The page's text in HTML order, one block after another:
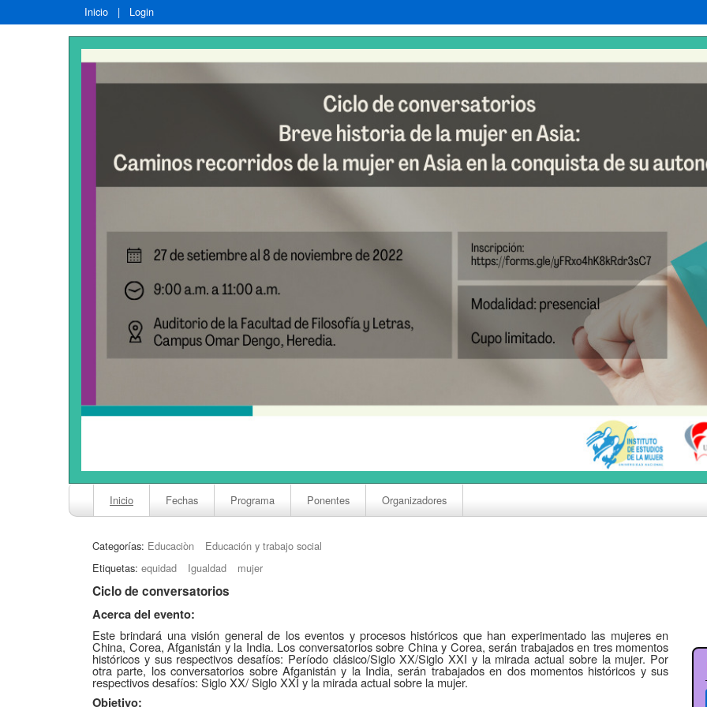
Inicio | Login
Inicio Fechas Programa Ponentes Organizadores
Categorías: Educaciòn
Educación y trabajo social
Etiquetas: equidad Igualdad mujer
Ciclo de conversatorios
Acerca del evento:
Este brindará una visión general de los eventos y procesos históricos que han experimentado las mujeres en
China, Corea, Afganistán y la India. Los conversatorios sobre China y Corea, serán trabajados en tres momentos
históricos y sus respectivos desafíos: Período clásico/Siglo XX/Siglo XXI y la mirada actual sobre la mujer. Por
otra parte, los conversatorios sobre Afganistán y la India, serán trabajados en dos momentos históricos y sus
respectivos desafíos: Siglo XX/ Siglo XXI y la mirada actual sobre la mujer.
Objetivo: